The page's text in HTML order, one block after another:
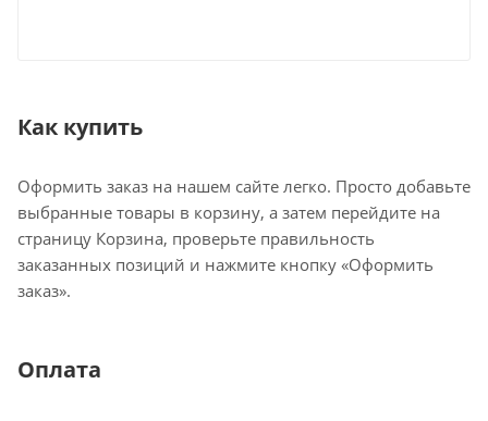
Как купить
Оформить заказ на нашем сайте легко. Просто добавьте
выбранные товары в корзину, а затем перейдите на
страницу Корзина, проверьте правильность
заказанных позиций и нажмите кнопку «Оформить
заказ».
Оплата